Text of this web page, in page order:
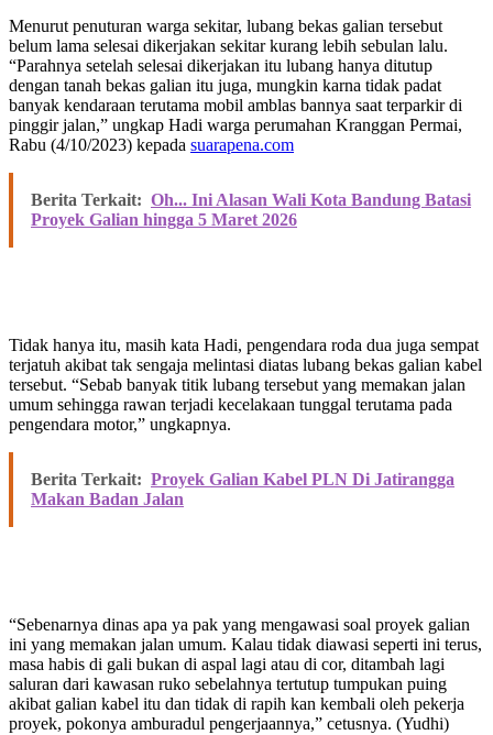
Menurut penuturan warga sekitar, lubang bekas galian tersebut
belum lama selesai dikerjakan sekitar kurang lebih sebulan lalu.
“Parahnya setelah selesai dikerjakan itu lubang hanya ditutup
dengan tanah bekas galian itu juga, mungkin karna tidak padat
banyak kendaraan terutama mobil amblas bannya saat terparkir di
pinggir jalan,” ungkap Hadi warga perumahan Kranggan Permai,
Rabu (4/10/2023) kepada suarapena.com
Berita Terkait: Oh... Ini Alasan Wali Kota Bandung Batasi
Proyek Galian hingga 5 Maret 2026
Tidak hanya itu, masih kata Hadi, pengendara roda dua juga sempat
terjatuh akibat tak sengaja melintasi diatas lubang bekas galian kabel
tersebut. “Sebab banyak titik lubang tersebut yang memakan jalan
umum sehingga rawan terjadi kecelakaan tunggal terutama pada
pengendara motor,” ungkapnya.
Berita Terkait: Proyek Galian Kabel PLN Di Jatirangga
Makan Badan Jalan
“Sebenarnya dinas apa ya pak yang mengawasi soal proyek galian
ini yang memakan jalan umum. Kalau tidak diawasi seperti ini terus,
masa habis di gali bukan di aspal lagi atau di cor, ditambah lagi
saluran dari kawasan ruko sebelahnya tertutup tumpukan puing
akibat galian kabel itu dan tidak di rapih kan kembali oleh pekerja
proyek, pokonya amburadul pengerjaannya,” cetusnya. (Yudhi)